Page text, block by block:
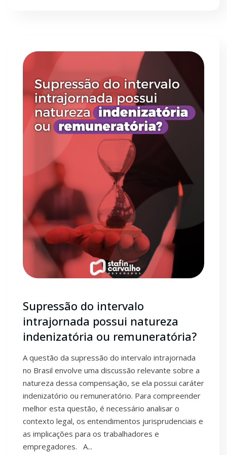
Supressão do intervalo
intrajornada possui natureza
indenizatória ou remuneratória?
A questão da supressão do intervalo intrajornada
no Brasil envolve uma discussão relevante sobre a
natureza dessa compensação, se ela possui caráter
indenizatório ou remuneratório. Para compreender
melhor esta questão, é necessário analisar o
contexto legal, os entendimentos jurisprudenciais e
as implicações para os trabalhadores e
empregadores. A...